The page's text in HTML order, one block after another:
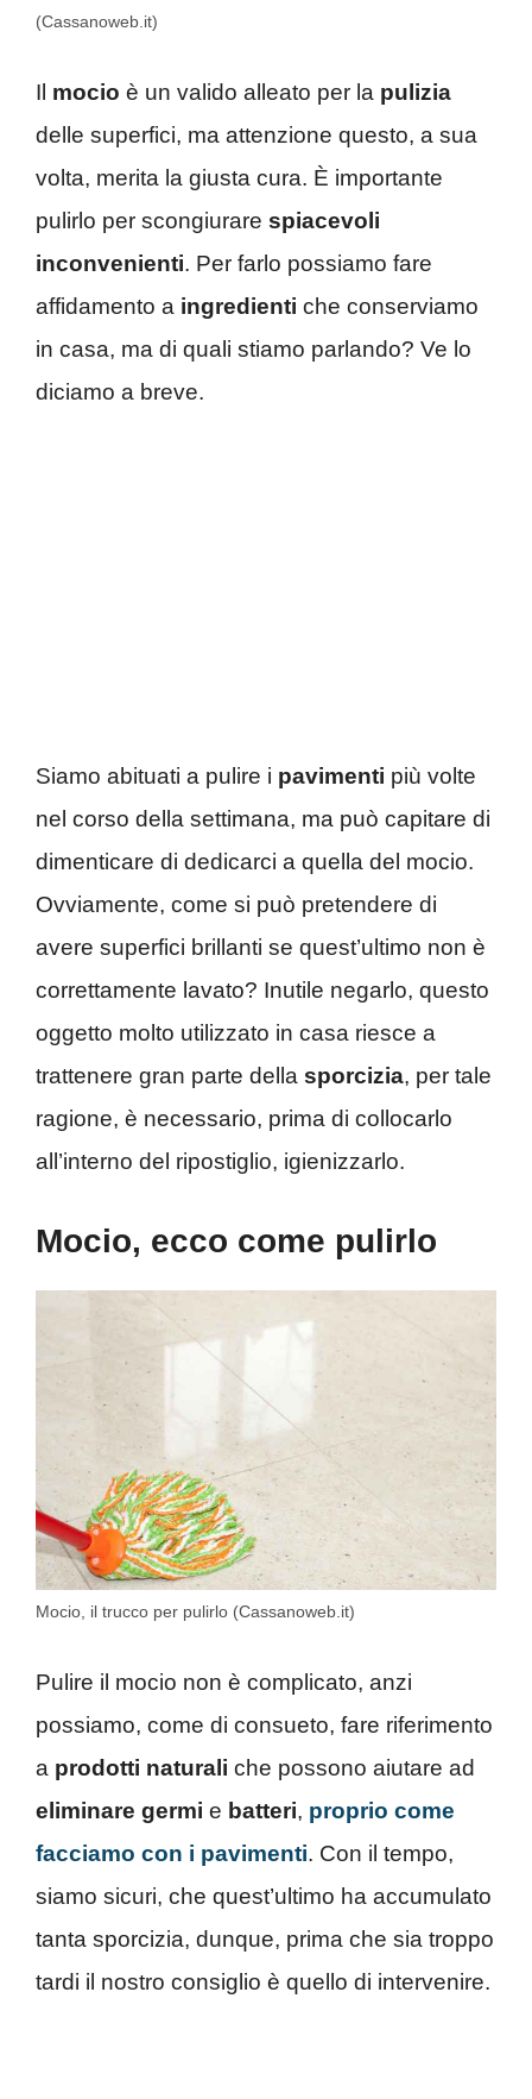
(Cassanoweb.it)
Il mocio è un valido alleato per la pulizia
delle superfici, ma attenzione questo, a sua
volta, merita la giusta cura. È importante
pulirlo per scongiurare spiacevoli
inconvenienti. Per farlo possiamo fare
affidamento a ingredienti che conserviamo
in casa, ma di quali stiamo parlando? Ve lo
diciamo a breve.
Siamo abituati a pulire i pavimenti più volte
nel corso della settimana, ma può capitare di
dimenticare di dedicarci a quella del mocio.
Ovviamente, come si può pretendere di
avere superfici brillanti se quest’ultimo non è
correttamente lavato? Inutile negarlo, questo
oggetto molto utilizzato in casa riesce a
trattenere gran parte della sporcizia, per tale
ragione, è necessario, prima di collocarlo
all’interno del ripostiglio, igienizzarlo.
Mocio, ecco come pulirlo
Mocio, il trucco per pulirlo (Cassanoweb.it)
Pulire il mocio non è complicato, anzi
possiamo, come di consueto, fare riferimento
a prodotti naturali che possono aiutare ad
eliminare germi e batteri, proprio come
facciamo con i pavimenti. Con il tempo,
siamo sicuri, che quest’ultimo ha accumulato
tanta sporcizia, dunque, prima che sia troppo
tardi il nostro consiglio è quello di intervenire.